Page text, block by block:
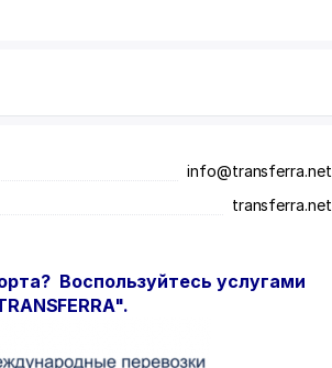
info@transferra.net
transferra.net
Воспользуйтесь услугами